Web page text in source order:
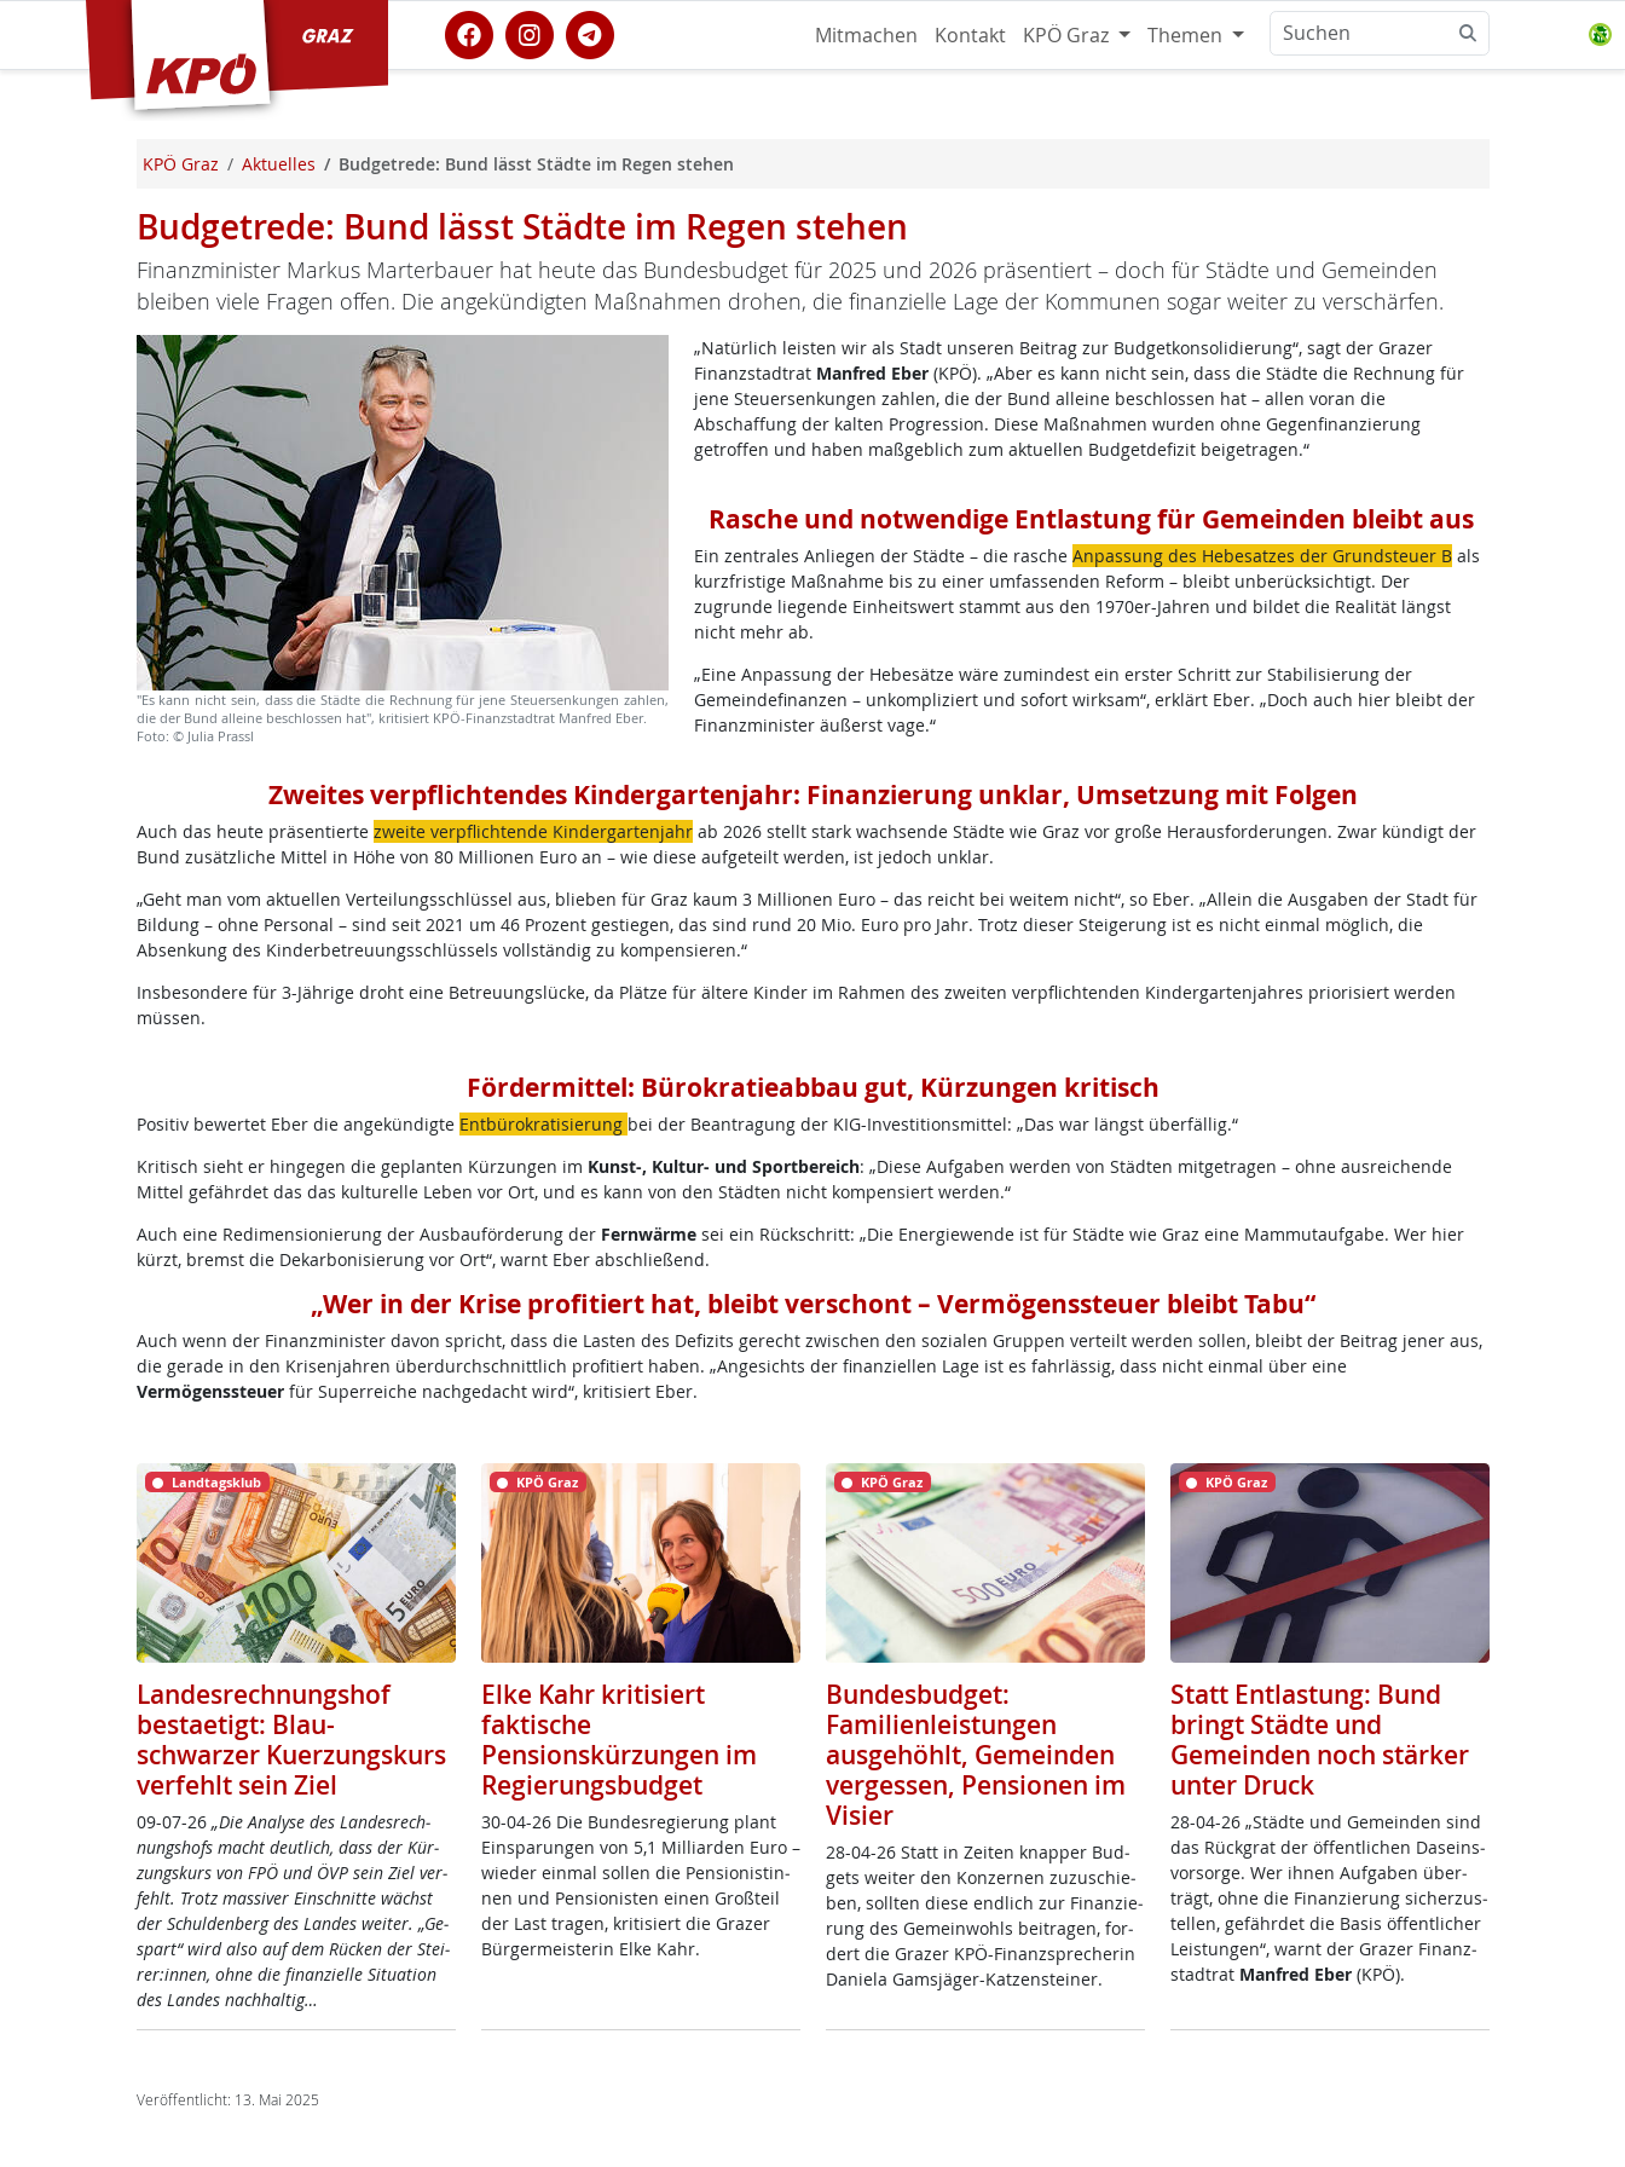
Mitmachen Kontakt KPÖ Graz Themen
KPÖ Graz Aktuelles Budgetrede: Bund lässt Städte im Regen stehen
Budgetrede: Bund lässt Städte im Regen stehen
Finanzminister Markus Marterbauer hat heute das Bundesbudget für 2025 und 2026 präsentiert – doch für Städte und Gemeinden
bleiben viele Fragen offen. Die angekündigten Maßnahmen drohen, die finanzielle Lage der Kommunen sogar weiter zu verschärfen.
"Es kann nicht sein, dass die Städte die Rechnung für jene Steuersenkungen zahlen,
die der Bund alleine beschlossen hat", kritisiert KPÖ-Finanzstadtrat Manfred Eber.
Foto: © Julia Prassl
„Natürlich leisten wir als Stadt unseren Beitrag zur Budgetkonsolidierung“, sagt der Grazer
Finanzstadtrat Manfred Eber(KPÖ). „Aber es kann nicht sein, dass die Städte die Rechnung für
jene Steuersenkungen zahlen, die der Bund alleine beschlossen hat – allen voran die
Abschaffung der kalten Progression. Diese Maßnahmen wurden ohne Gegenfinanzierung
getroffen und haben maßgeblich zum aktuellen Budgetdefizit beigetragen.“
Rasche und notwendige Entlastung für Gemeinden bleibt aus
Ein zentrales Anliegen der Städte – die rasche Anpassung des Hebesatzes der Grundsteuer Bals
kurzfristige Maßnahme bis zu einer umfassenden Reform – bleibt unberücksichtigt. Der
zugrunde liegende Einheitswert stammt aus den 1970er-Jahren und bildet die Realität längst
nicht mehr ab.
„Eine Anpassung der Hebesätze wäre zumindest ein erster Schritt zur Stabilisierung der
Gemeindefinanzen – unkompliziert und sofort wirksam“, erklärt Eber. „Doch auch hier bleibt der
Finanzminister äußerst vage.“
Zweites verpflichtendes Kindergartenjahr: Finanzierung unklar, Umsetzung mit Folgen
Auch das heute präsentierte zweite verpflichtende Kindergartenjahrab 2026 stellt stark wachsende Städte wie Graz vor große Herausforderungen. Zwar kündigt der
Bund zusätzliche Mittel in Höhe von 80 Millionen Euro an – wie diese aufgeteilt werden, ist jedoch unklar.
„Geht man vom aktuellen Verteilungsschlüssel aus, blieben für Graz kaum 3 Millionen Euro – das reicht bei weitem nicht“, so Eber. „Allein die Ausgaben der Stadt für
Bildung – ohne Personal – sind seit 2021 um 46 Prozent gestiegen, das sind rund 20 Mio. Euro pro Jahr. Trotz dieser Steigerung ist es nicht einmal möglich, die
Absenkung des Kinderbetreuungsschlüssels vollständig zu kompensieren.“
Insbesondere für 3-Jährige droht eine Betreuungslücke, da Plätze für ältere Kinder im Rahmen des zweiten verpflichtenden Kindergartenjahres priorisiert werden
müssen.
Fördermittel: Bürokratieabbau gut, Kürzungen kritisch
Positiv bewertet Eber die angekündigte Entbürokratisierung bei der Beantragung der KIG-Investitionsmittel: „Das war längst überfällig.“
Kritisch sieht er hingegen die geplanten Kürzungen im Kunst-, Kultur- und Sportbereich: „Diese Aufgaben werden von Städten mitgetragen – ohne ausreichende
Mittel gefährdet das das kulturelle Leben vor Ort, und es kann von den Städten nicht kompensiert werden.“
Auch eine Redimensionierung der Ausbauförderung der Fernwärmesei ein Rückschritt: „Die Energiewende ist für Städte wie Graz eine Mammutaufgabe. Wer hier
kürzt, bremst die Dekarbonisierung vor Ort“, warnt Eber abschließend.
„Wer in der Krise profitiert hat, bleibt verschont – Vermögenssteuer bleibt Tabu“
Auch wenn der Finanzminister davon spricht, dass die Lasten des Defizits gerecht zwischen den sozialen Gruppen verteilt werden sollen, bleibt der Beitrag jener aus,
die gerade in den Krisenjahren überdurchschnittlich profitiert haben. „Angesichts der finanziellen Lage ist es fahrlässig, dass nicht einmal über eine
Vermögenssteuerfür Superreiche nachgedacht wird“, kritisiert Eber.
Landtagsklub
Landesrechnungshof
bestaetigt: Blau-
schwarzer Kuerzungskurs
verfehlt sein Ziel
09-07-26 „Die Ana­ly­se des Lan­des­rech­
nungs­hofs macht deut­lich, dass der Kür­
zungs­kurs von FPÖ und ÖVP sein Ziel ver­
fehlt. Trotz mas­si­ver Ein­schnit­te wächst
der Schul­den­berg des Lan­des wei­ter. „Ge­
spar­t“ wird al­so auf dem Rü­cken der Stei­
rer:in­nen, oh­ne die fi­nan­zi­el­le Si­tua­ti­on
des Lan­des nach­hal­tig…
KPÖ Graz
Elke Kahr kritisiert
faktische
Pensionskürzungen im
Regierungsbudget
30-04-26 Die Bun­des­re­gie­rung plant
Ein­spa­run­gen von 5,1 Mil­li­ar­den Eu­ro –
wie­der ein­mal sol­len die Pen­sio­nis­tin­
nen und Pen­sio­nis­ten ei­nen Groß­teil
der Last tra­gen, kri­ti­siert die Gra­zer
Bür­ger­meis­te­rin El­ke Kahr.
KPÖ Graz
Bundesbudget:
Familienleistungen
ausgehöhlt, Gemeinden
vergessen, Pensionen im
Visier
28-04-26 Statt in Zei­ten knap­per Bud­
gets wei­ter den Kon­zer­nen zu­zu­schie­
ben, soll­ten die­se end­lich zur Fi­nan­zie­
rung des Ge­mein­wohls bei­tra­gen, for­
dert die Gra­zer KPÖ-Fi­nanz­sp­re­che­rin
Da­nie­la Gams­jä­ger-Kat­zen­stei­ner.
KPÖ Graz
Statt Entlastung: Bund
bringt Städte und
Gemeinden noch stärker
unter Druck
28-04-26 „Städ­te und Ge­mein­den sind
das Rück­g­rat der öf­f­ent­li­chen Da­s­eins­
vor­sor­ge. Wer ih­nen Auf­ga­ben über­
trägt, oh­ne die Fi­nan­zie­rung si­cher­zu­s­
tel­len, ge­fähr­det die Ba­sis öf­f­ent­li­cher
Leis­tun­gen“, warnt der Gra­zer Fi­nanz­
stadt­rat Man­f­red Eber(KPÖ).
Veröffentlicht: 13. Mai 2025